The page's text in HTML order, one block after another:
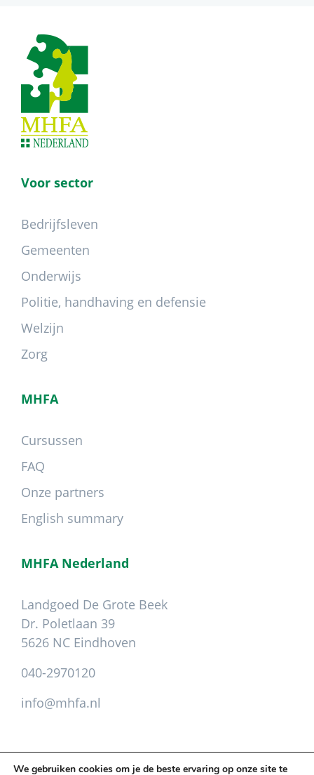
Footer
Voor sector
Bedrijfsleven
Gemeenten
Onderwijs
Politie, handhaving en defensie
Welzijn
Zorg
MHFA
Cursussen
FAQ
Onze partners
English summary
MHFA Nederland
Landgoed De Grote Beek
Dr. Poletlaan 39
5626 NC Eindhoven
040-2970120
info@mhfa.nl
We gebruiken cookies om je de beste ervaring op onze site te